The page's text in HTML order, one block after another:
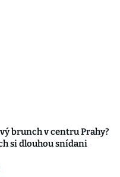
brunch v centru Prahy?
si dlouhou snídani